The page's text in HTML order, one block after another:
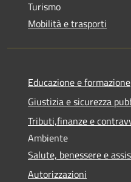
Turismo
Mobilità e trasporti
Educazione e formazione
Giustizia e sicurezza
Tributi,finanze e
Ambiente
Salute, benessere e
Autorizzazioni